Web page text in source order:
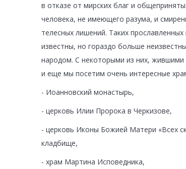
в отказе от мирских благ и
человека, не имеющего разума, и
телесных лишений. Таких
известны, но гораздо больше
народом. С некоторыми из них,
и еще мы посетим очень интересные
- Иоанновский монастырь,
- церковь Илии Пророка в Черкизове,
- церковь Иконы Божией Матери «Всех
кладбище,
- храм Мартина Исповедника,